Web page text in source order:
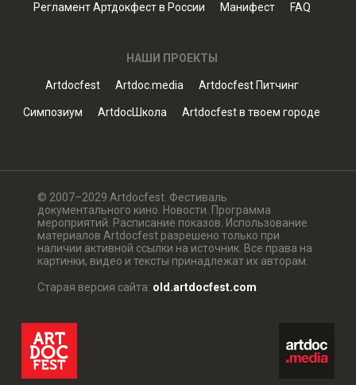
Регламент Артдокфест в России Манифест FAQ
НАШИ ПРОЕКТЫ
Artdocfest Artdoc.media Artdocfest Питчинг
Симпозиум ArtdocШкола Artdocfest в твоем городе
© 2007–2029 Artdocfest. Фестиваль
документального кино. Новости. Программа
мероприятий. Расписание показов. Использование
материалов Artdocfest разрешено только при
наличии активной ссылки на источник. Все права на
картинки, видео и тексты принадлежат их авторам.
Старая версия сайта: old.artdocfest.com